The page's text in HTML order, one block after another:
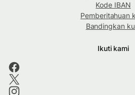
Kode IBAN
Pemberitahuan
Bandingkan
Ikuti kami